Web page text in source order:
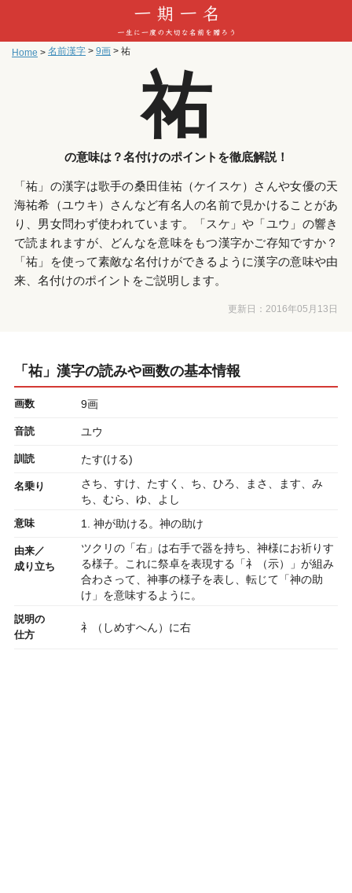
Home > 名前漢字 > 9画 > 祐
祐
の意味は？名付けのポイントを徹底解説！
「祐」の漢字は歌手の桑田佳祐（ケイスケ）さんや女優の天
海祐希（ユウキ）さんなど有名人の名前で見かけることがあ
り、男女問わず使われています。「スケ」や「ユウ」の響き
で読まれますが、どんなを意味をもつ漢字かご存知ですか？
「祐」を使って素敵な名付けができるように漢字の意味や由
来、名付けのポイントをご説明します。
更新日： 2016年05月13日
「祐」漢字の読みや画数の基本情報
画数 9画
音読 ユウ
訓読 たす(ける)
名乗り
さち、すけ、たすく、ち、ひろ、まさ、ます、み
ち、むら、ゆ、よし
意味 1. 神が助ける。神の助け
由来／
成り立ち
ツクリの「右」は右手で器を持ち、神様にお祈りす
る様子。これに祭卓を表現する「礻（示）」が組み
合わさって、神事の様子を表し、転じて「神の助
け」を意味するように。
説明の
仕方
礻（しめすへん）に右